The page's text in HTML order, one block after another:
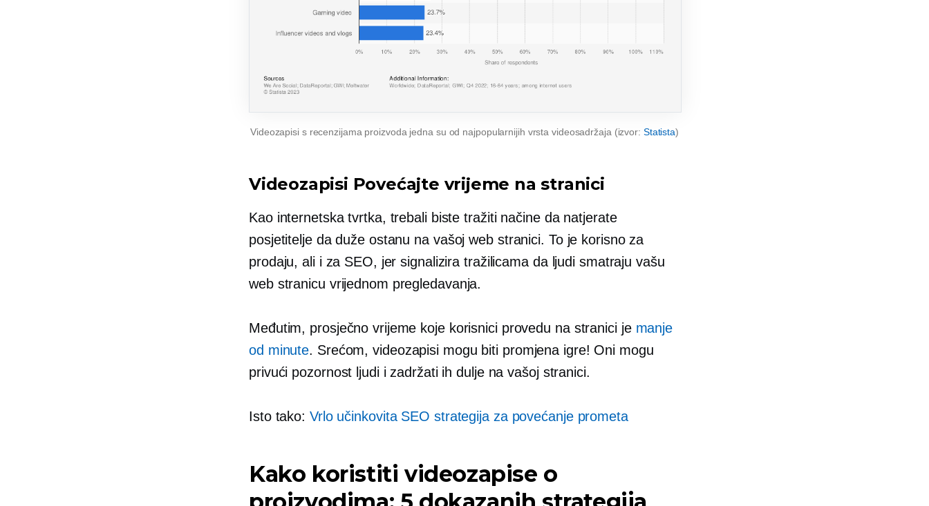
Videozapisi s recenzijama proizvoda jedna su od najpopularnijih vrsta videosadržaja (izvor: Statista)
Videozapisi Povećajte vrijeme na stranici
Kao internetska tvrtka, trebali biste tražiti načine da natjerate
posjetitelje da duže ostanu na vašoj web stranici. To je korisno za
prodaju, ali i za SEO, jer signalizira tražilicama da ljudi smatraju vašu
web stranicu vrijednom pregledavanja.
Međutim, prosječno vrijeme koje korisnici provedu na stranici je manje
od minute. Srećom, videozapisi mogu biti promjena igre! Oni mogu
privući pozornost ljudi i zadržati ih dulje na vašoj stranici.
Isto tako: Vrlo učinkovita SEO strategija za povećanje prometa
Kako koristiti videozapise o